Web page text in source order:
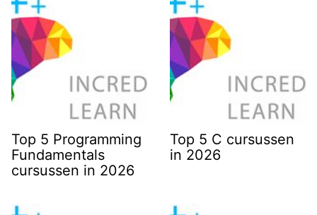
Top 5 Programming
Fundamentals
cursussen in 2026
Top 5 C cursussen
in 2026